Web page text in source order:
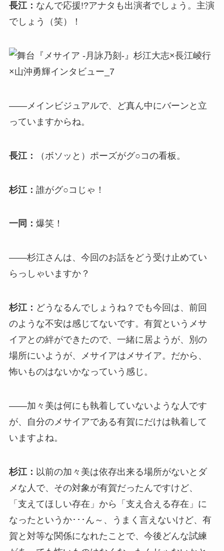
長江： なんで応援!?アナタも出演者でしょう。主演
でしょう（笑）！
――メインビジュアルで、ど真ん中にバーンと立
っていますからね。
長江： （ボソッと）ポーズがグ○コの看板。
杉江： 誰がグ○コじゃ！
一同： 爆笑！
――杉江さんは、今回のお話をどう受け止めてい
らっしゃいますか？
杉江： どうなるんでしょうね？でも今回は、前回
のような不安は感じてないです。有賀というメサ
イアとの絆ができたので、一緒に居ようが、別の
場所にいようが、メサイアはメサイア。だから、
怖いものはないかなっていう感じ。
――加々美は何にも執着していないような人です
が、自分のメサイアである有賀にだけは執着して
いますよね。
杉江： 以前の加々美は依存出来る場所がないとダ
メな人で、その対象が有賀だったんですけど、
「支えてほしい存在」から「支え合える存在」に
なったというか･･･ん～、うまく言えないけど、有
賀と対等な関係になれたことで、今後どんな試練